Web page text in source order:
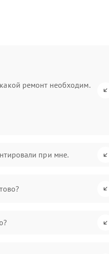
ремонт необходим.
при мне.